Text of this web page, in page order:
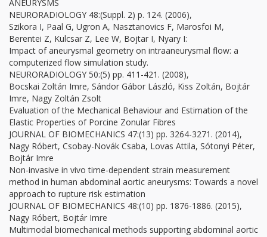
ANEURYSMS
NEURORADIOLOGY 48:(Suppl. 2) p. 124. (2006),
Szikora I, Paal G, Ugron A, Nasztanovics F, Marosfoi M,
Berentei Z, Kulcsar Z, Lee W, Bojtar I, Nyary I:
Impact of aneurysmal geometry on intraaneurysmal flow: a
computerized flow simulation study.
NEURORADIOLOGY 50:(5) pp. 411-421. (2008),
Bocskai Zoltán Imre, Sándor Gábor László, Kiss Zoltán, Bojtár
Imre, Nagy Zoltán Zsolt
Evaluation of the Mechanical Behaviour and Estimation of the
Elastic Properties of Porcine Zonular Fibres
JOURNAL OF BIOMECHANICS 47:(13) pp. 3264-3271. (2014),
Nagy Róbert, Csobay-Novák Csaba, Lovas Attila, Sótonyi Péter,
Bojtár Imre
Non-invasive in vivo time-dependent strain measurement
method in human abdominal aortic aneurysms: Towards a novel
approach to rupture risk estimation
JOURNAL OF BIOMECHANICS 48:(10) pp. 1876-1886. (2015),
Nagy Róbert, Bojtár Imre
Multimodal biomechanical methods supporting abdominal aortic